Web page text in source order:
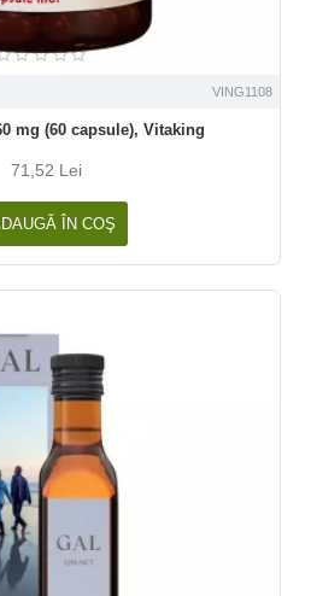
VING1108
mg (60 capsule), Vitaking
71,52 Lei
ÎN COŞ